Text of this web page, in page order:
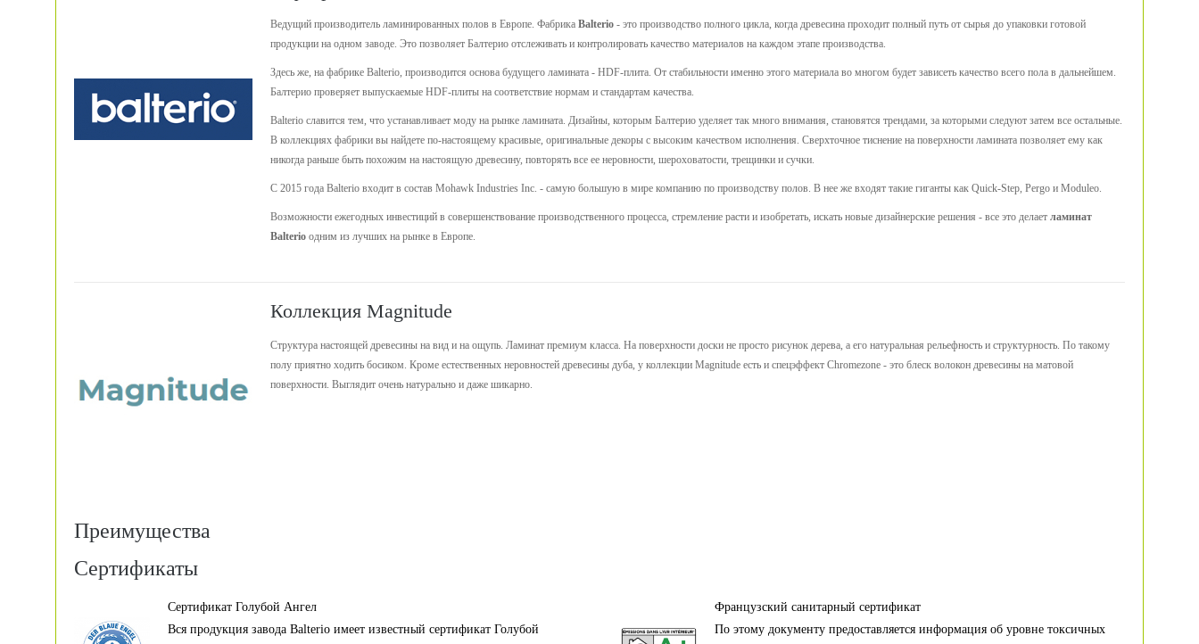
Ведущий производитель ламинированных полов в Европе. Фабрика Balterio - это производство полного цикла, когда древесина проходит полный путь от сырья до упаковки готовой
продукции на одном заводе. Это позволяет Балтерио отслеживать и контролировать качество материалов на каждом этапе производства.
Здесь же, на фабрике Balterio, производится основа будущего ламината - HDF-плита. От стабильности именно этого материала во многом будет зависеть качество всего пола в дальнейшем.
Балтерио проверяет выпускаемые HDF-плиты на соответствие нормам и стандартам качества.
Balterio славится тем, что устанавливает моду на рынке ламината. Дизайны, которым Балтерио уделяет так много внимания, становятся трендами, за которыми следуют затем все остальные.
В коллекциях фабрики вы найдете по-настоящему красивые, оригинальные декоры с высоким качеством исполнения. Сверхточное тиснение на поверхности ламината позволяет ему как
никогда раньше быть похожим на настоящую древесину, повторять все ее неровности, шероховатости, трещинки и сучки.
С 2015 года Balterio входит в состав Mohawk Industries Inc. - самую большую в мире компанию по производству полов. В нее же входят такие гиганты как Quick-Step, Pergo и Moduleo.
Возможности ежегодных инвестиций в совершенствование производственного процесса, стремление расти и изобретать, искать новые дизайнерские решения - все это делает ламинат
Balterio одним из лучших на рынке в Европе.
Коллекция Magnitude
Структура настоящей древесины на вид и на ощупь. Ламинат премиум класса. На поверхности доски не просто рисунок дерева, а его натуральная рельефность и структурность. По такому
полу приятно ходить босиком. Кроме естественных неровностей древесины дуба, у коллекции Magnitude есть и спецэффект Chromezone - это блеск волокон древесины на матовой
поверхности. Выглядит очень натурально и даже шикарно.
Преимущества
Сертификаты
Сертификат Голубой Ангел
Вся продукция завода Balterio имеет известный сертификат Голубой
Французский санитарный сертификат
По этому документу предоставляется информация об уровне токсичных